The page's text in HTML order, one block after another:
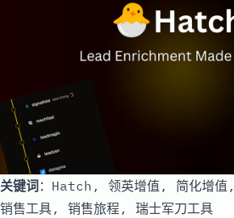
关键词：Hatch, 领英增值, 简化增值
销售工具, 销售旅程, 瑞士军刀工具